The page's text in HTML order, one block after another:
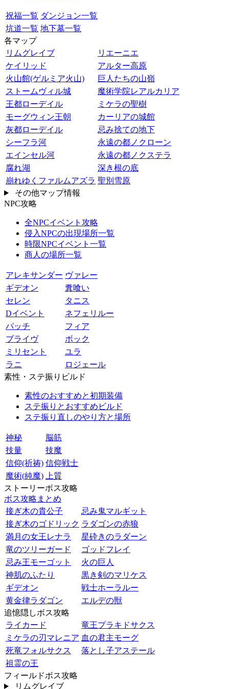
祝福一覧 ダンジョン一覧
坑道一覧 地下墓一覧
各マップ
リムグレイブ
リエーニエ
ケイリッド
アルター高原
火山館(ゲルミア火山)
巨人たちの山嶺
ストームヴィル城
魔術学院レアルカリア
王都ローデイル
ミケラの聖樹
モーグウィン王朝
カーリアの城館
灰都ローデイル
忌み捨ての地下
シーフラ河
永遠の都ノクローン
エインセル河
永遠の都ノクステラ
腐れ湖
深き根の底
崩れゆくファルムアズラ 聖別雪原
その他マップ情報
NPC攻略
全NPCイベント攻略
侵入NPCの出現場所一覧
時限NPCイベント一覧
商人の場所一覧
アレキサンダー ヴァレー
ギデオン
糞喰い
セレン
タニス
Dイベント
ネフェリルー
パッチ
フィア
ブライヴ
ボック
ミリセント
ユラ
ラニ
ロジェール
素性・ステ振りビルド
素性のおすすめと初期装備
ステ振りとおすすめビルド
ステ振り直しのやり方と場所
神秘
脳筋
技量
技魔
信仰(祈祷) 信仰戦士
魔術(純魔)
上質
ストーリーボス攻略
ボス攻略まとめ
接ぎ木の貴公子
忌み鬼マルギット
接ぎ木のゴドリック ラダゴンの赤狼
満月の女王レナラ
星砕きのラダーン
竜のツリーガード
ゴッドフレイ
忌み王モーゴット
火の巨人
神肌のふたり
黒き剣のマリケス
ギデオン
戦士ホーラルー
黄金律ラダゴン
エルデの獣
追憶隠しボス攻略
ライカード
竜王プラキドサクス
ミケラの刃マレニア 血の君主モーグ
死竜フォルサクス
落とし子アステール
祖霊の王
フィールドボス攻略
リムグレイブ